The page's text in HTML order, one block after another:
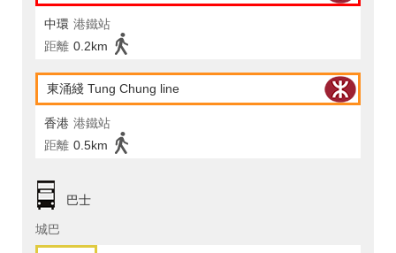
中環 港鐵站
距離 0.2km
東涌綫 Tung Chung line
香港 港鐵站
距離 0.5km
巴士
城巴